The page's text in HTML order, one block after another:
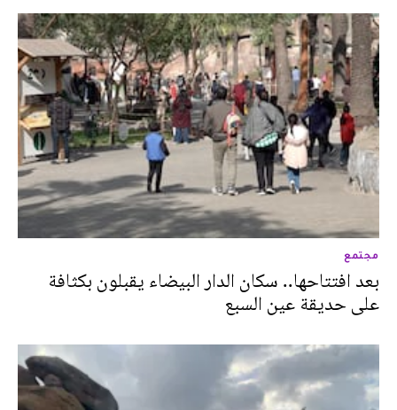
مجتمع
بعد افتتاحها.. سكان الدار البيضاء يقبلون بكثافة
على حديقة عين السبع